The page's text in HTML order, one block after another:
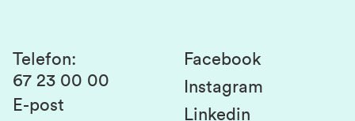
Kontakt oss
Studier og emner
Studenttinget
Telefon:
67 23 00 00
E-post
Facebook
Instagram
Linkedin